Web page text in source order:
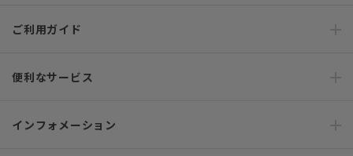
ご利用ガイド
便利なサービス
インフォメーション